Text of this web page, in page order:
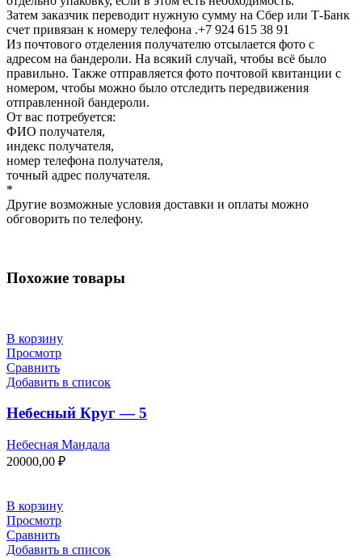
Затем заказчик переводит нужную сумму на Сбер или Т-Банк
счет привязан к номеру телефона .+7 924 615 38 91
Из почтового отделения получателю отсылается фото с
адресом на бандероли. На всякий случай, чтобы всё было
правильно. Также отправляется фото почтовой квитанции с
номером, чтобы можно было отследить передвижения
отправленной бандероли.
От вас потребуется:
ФИО получателя,
индекс получателя,
номер телефона получателя,
точный адрес получателя.
*
Другие возможные условия доставки и оплаты можно
обговорить по телефону.
Похожие товары
В корзину
Просмотр
Сравнить
Добавить в список
Небесный Круг — 5
Небесная Мандала
20000,00 ₽
В корзину
Просмотр
Сравнить
Добавить в список